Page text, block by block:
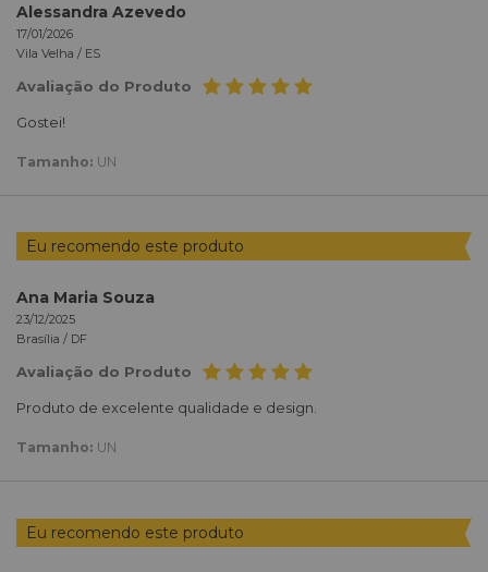
Alessandra Azevedo
17/01/2026
Vila Velha / ES
Avaliação do Produto
Gostei!
Tamanho: UN
Eu recomendo este produto
Ana Maria Souza
23/12/2025
Brasília / DF
Avaliação do Produto
Produto de excelente qualidade e design.
Tamanho: UN
Eu recomendo este produto